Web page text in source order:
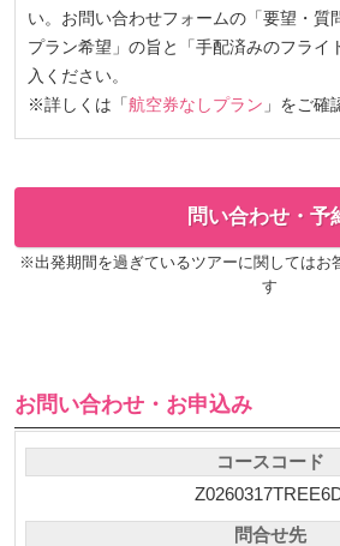
い。お問い合わせフォームの「要望・質
プラン希望」の旨と「手配済みのフライ
入ください。
※詳しくは「 航空券なしプラン 」をご確
問い合わせ・予
※出発期間を過ぎているツアーに関してはお
す
お問い合わせ・お申込み
コースコード
問合せ先